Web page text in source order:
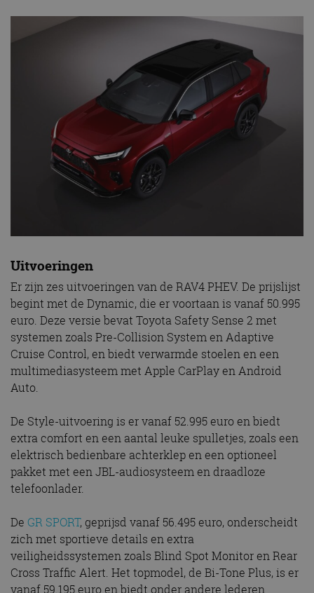
Uitvoeringen
Er zijn zes uitvoeringen van de RAV4 PHEV. De prijslijst
begint met de Dynamic, die er voortaan is vanaf 50.995
euro. Deze versie bevat Toyota Safety Sense 2 met
systemen zoals Pre-Collision System en Adaptive
Cruise Control, en biedt verwarmde stoelen en een
multimediasysteem met Apple CarPlay en Android
Auto.
De Style-uitvoering is er vanaf 52.995 euro en biedt
extra comfort en een aantal leuke spulletjes, zoals een
elektrisch bedienbare achterklep en een optioneel
pakket met een JBL-audiosysteem en draadloze
telefoonlader.
De GR SPORT, geprijsd vanaf 56.495 euro, onderscheidt
zich met sportieve details en extra
veiligheidssystemen zoals Blind Spot Monitor en Rear
Cross Traffic Alert. Het topmodel, de Bi-Tone Plus, is er
vanaf 59.195 euro en biedt onder andere lederen